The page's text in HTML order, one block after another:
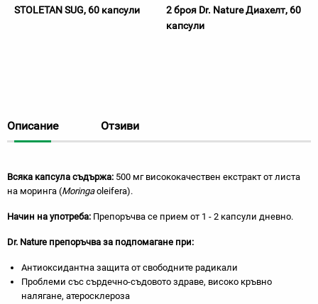
STOLETAN SUG, 60 капсули
2 броя Dr. Nature Диахелт, 60
капсули
Описание Отзиви
Всяка капсула съдържа: 500 мг висококачествен екстракт от листа
на моринга (Moringaoleifera).
Начин на употреба: Препоръчва се прием от 1 - 2 капсули дневно.
Dr. Nature препоръчва за подпомагане при:
Антиоксидантна защита от свободните радикали
Проблеми със сърдечно-съдовото здраве, високо кръвно
налягане, атеросклероза